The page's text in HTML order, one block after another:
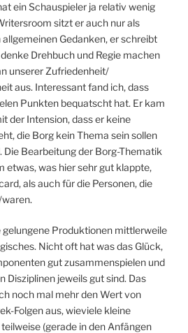
ein Schauspieler ja relativ wenig
sitzt er auch nur als
Gedanken, er schreibt
Drehbuch und Regie machen
unserer Zufriedenheit/
aus. Interessant fand ich, dass
Punkten bequatscht hat. Er kam
der Intension, dass er keine
die Borg kein Thema sein sollen
Die Bearbeitung der Borg-Thematik
etwas, was hier sehr gut klappte,
als auch für die Personen, die
Produktionen mittlerweile
Nicht oft hat was das Glück,
gut zusammenspielen und
Disziplinen jeweils gut sind. Das
noch mal mehr den Wert von
Folgen aus, wieviele kleine
(gerade in den Anfängen